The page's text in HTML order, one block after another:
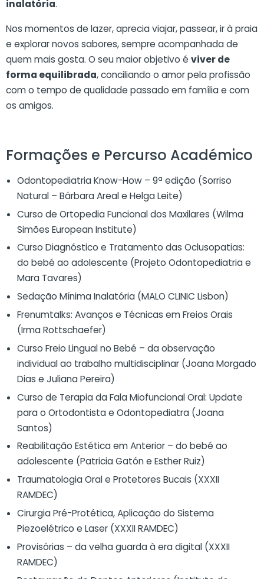
inalatória.
Nos momentos de lazer, aprecia viajar, passear, ir à praia
e explorar novos sabores, sempre acompanhada de
quem mais gosta. O seu maior objetivo é viver de
forma equilibrada, conciliando o amor pela profissão
com o tempo de qualidade passado em família e com
os amigos.
Formações e Percurso Académico
Odontopediatria Know-How – 9ª edição (Sorriso
Natural – Bárbara Areal e Helga Leite)
Curso de Ortopedia Funcional dos Maxilares (Wilma
Simões European Institute)
Curso Diagnóstico e Tratamento das Oclusopatias:
do bebé ao adolescente (Projeto Odontopediatria e
Mara Tavares)
Sedação Mínima Inalatória (MALO CLINIC Lisbon)
Frenumtalks: Avanços e Técnicas em Freios Orais
(Irma Rottschaefer)
Curso Freio Lingual no Bebé – da observação
individual ao trabalho multidisciplinar (Joana Morgado
Dias e Juliana Pereira)
Curso de Terapia da Fala Miofuncional Oral: Update
para o Ortodontista e Odontopediatra (Joana
Santos)
Reabilitação Estética em Anterior – do bebé ao
adolescente (Patricia Gatón e Esther Ruiz)
Traumatologia Oral e Protetores Bucais (XXXII
RAMDEC)
Cirurgia Pré-Protética, Aplicação do Sistema
Piezoelétrico e Laser (XXXII RAMDEC)
Provisórias – da velha guarda à era digital (XXXII
RAMDEC)